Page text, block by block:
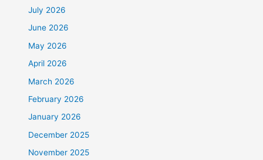
July 2026
June 2026
May 2026
April 2026
March 2026
February 2026
January 2026
December 2025
November 2025